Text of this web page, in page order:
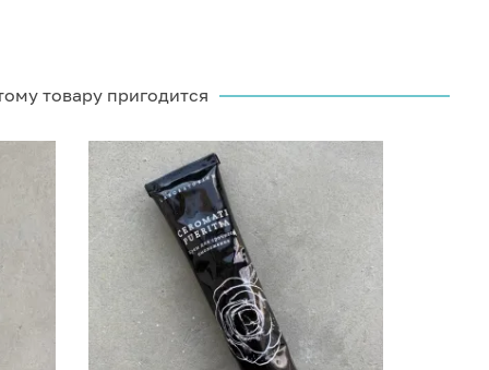
товару пригодится